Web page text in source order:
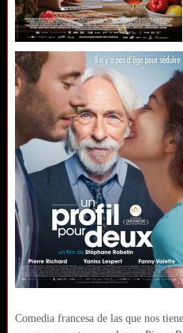
Comedia francesa de las que nos